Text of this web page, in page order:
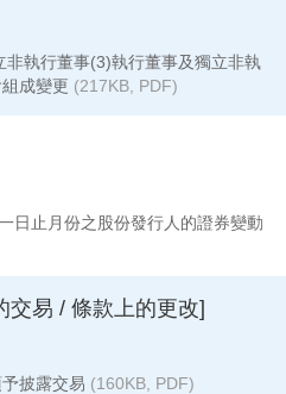
執行董事(3)執行董事及獨立非執
成變更 (217KB, PDF)
日止月份之股份發行人的證券變動
交易 / 條款上的更改]
披露交易 (160KB, PDF)